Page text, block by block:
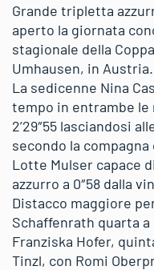
Grande tripletta
aperto la giornata
stagionale della
Umhausen, in Austria.
La sedicenne Nina
tempo in entrambe le
2’29″55 lasciandosi
secondo la
Lotte Mulser capace
azzurro a 0″58 dalla
Distacco maggiore
Schaffenrath quarta a
Franziska Hofer,
Tinzl, con Romi